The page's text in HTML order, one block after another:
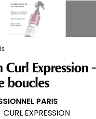
Curl Expression -
boucles
PARIS
CURL EXPRESSION